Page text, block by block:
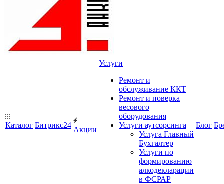
Каталог Битрикс24
Акции
Услуги
Ремонт и
обслуживание ККТ
Ремонт и поверка
весового
оборудования
Услуги аутсорсинга
Услуга Главный
Бухгалтер
Услуги по
формированию
алкодекларации
в ФСРАР
Блог